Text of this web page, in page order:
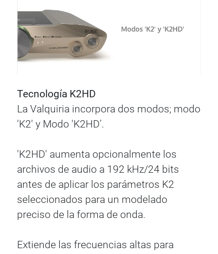
Tecnología K2HD
La Valquiria incorpora dos modos; modo
'K2' y Modo 'K2HD’.
'K2HD' aumenta opcionalmente los
archivos de audio a 192 kHz/24 bits
antes de aplicar los parámetros K2
seleccionados para un modelado
preciso de la forma de onda.
Extiende las frecuencias altas para